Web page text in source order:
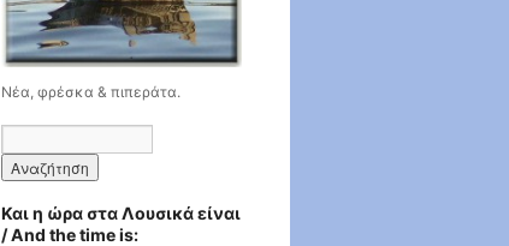
Νέα, φρέσκα & πιπεράτα.
Και η ώρα στα Λουσικά είναι
/ Αnd the time is: